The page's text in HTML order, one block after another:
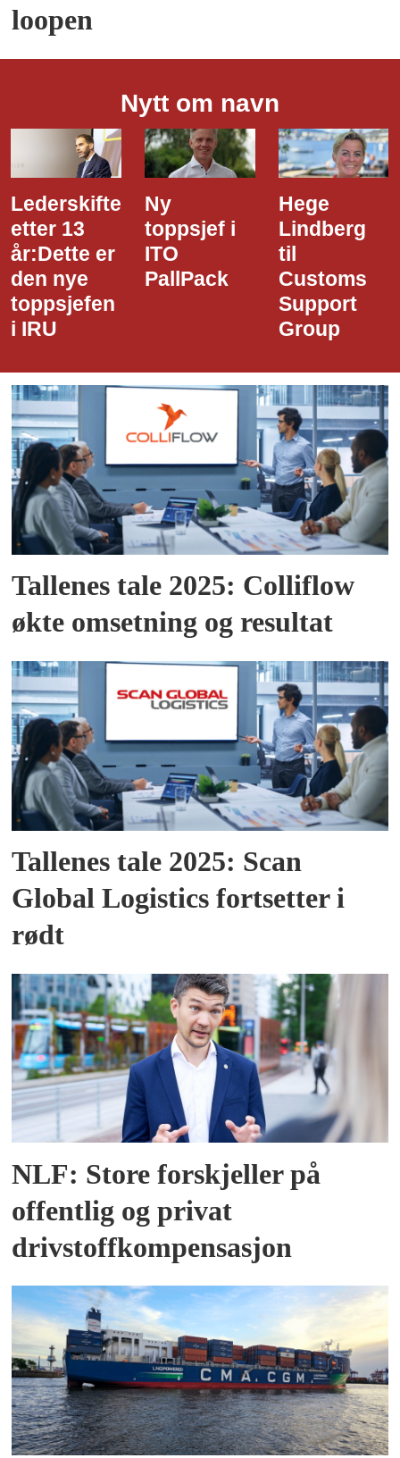
loopen
Nytt om navn
Ny
toppsjef i
ITO
PallPack
Hege
Lindberg
til
Customs
Dette er
den nye
i Narvik
Havn
Tallenes tale 2025: Colliflow
økte omsetning og resultat
Tallenes tale 2025: Scan
Global Logistics fortsetter i
rødt
NLF: Store forskjeller på
offentlig og privat
drivstoffkompensasjon